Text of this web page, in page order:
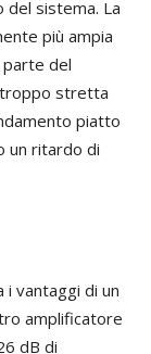
del sistema. La
più ampia
parte del
troppo stretta
piatto
un ritardo di
i vantaggi di un
amplificatore
dB di